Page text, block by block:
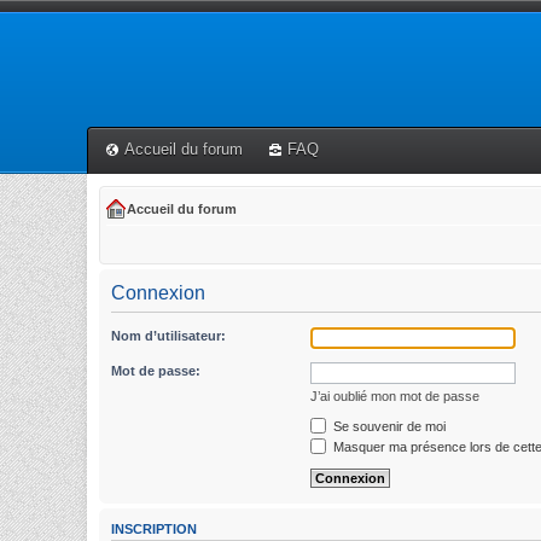
Accueil du forum FAQ
Accueil du forum
Connexion
Nom d’utilisateur:
Mot de passe:
J’ai oublié mon mot de passe
Se souvenir de moi
Masquer ma présence lors de
INSCRIPTION